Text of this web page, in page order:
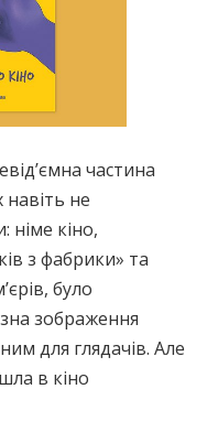
частина
навіть не
німе кіно,
з фабрики» та
було
зображення
для глядачів. Але
в кіно